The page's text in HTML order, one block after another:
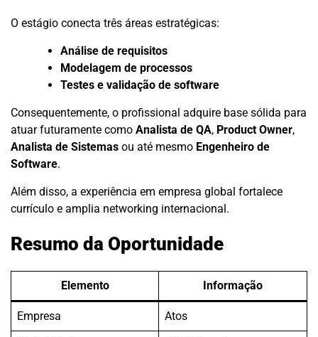
O estágio conecta três áreas estratégicas:
Análise de requisitos
Modelagem de processos
Testes e validação de software
Consequentemente, o profissional adquire base sólida para
atuar futuramente como Analista de QA, Product Owner,
Analista de Sistemas ou até mesmo Engenheiro de
Software.
Além disso, a experiência em empresa global fortalece
currículo e amplia networking internacional.
Resumo da Oportunidade
Elemento Informação
Empresa Atos